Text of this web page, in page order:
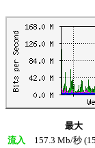
最大
流入
157.3 Mb/秒